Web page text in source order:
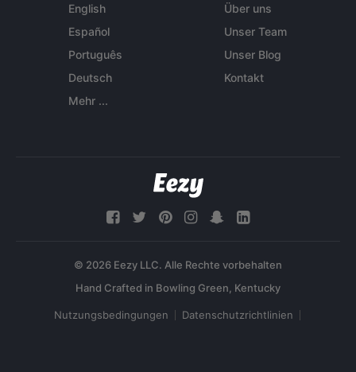
English
Español
Português
Deutsch
Mehr ...
Über uns
Unser Team
Unser Blog
Kontakt
© 2026 Eezy LLC. Alle Rechte vorbehalten
Nutzungsbedingungen Datenschutzrichtlinien